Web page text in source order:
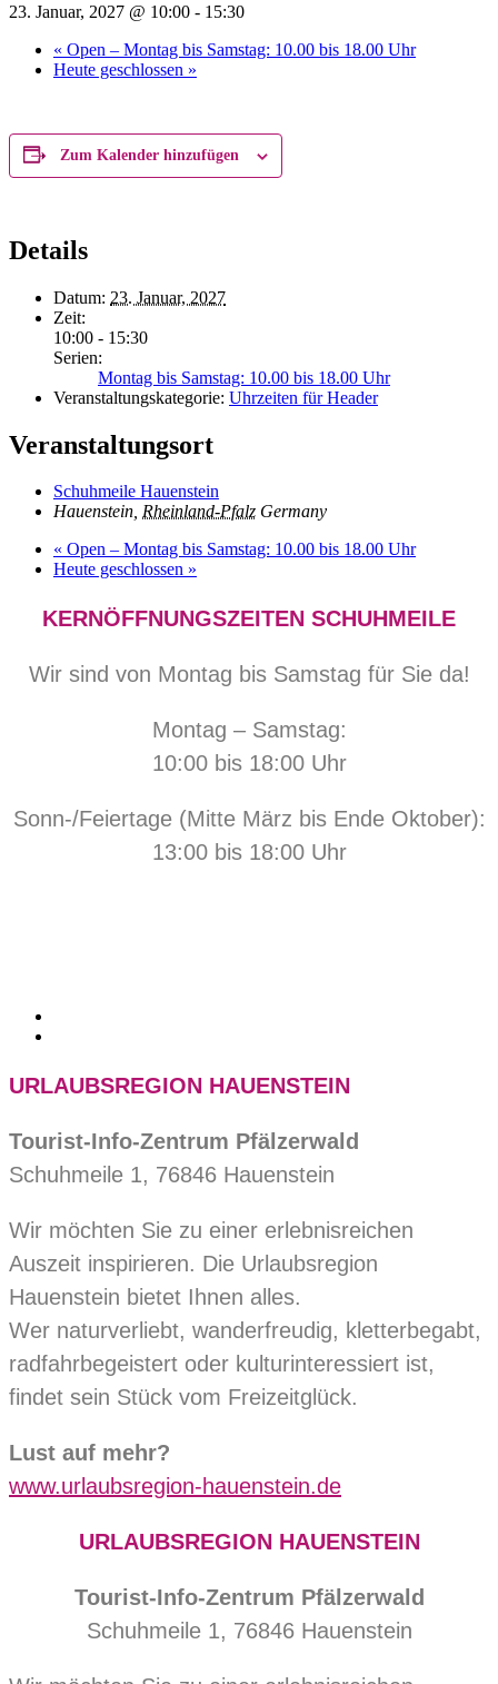
23. Januar, 2027 @ 10:00 - 15:30
« Open – Montag bis Samstag: 10.00 bis 18.00 Uhr
Heute geschlossen »
Zum Kalender hinzufügen
Details
Datum: 23. Januar, 2027
Zeit:
10:00 - 15:30
Serien:
Montag bis Samstag: 10.00 bis 18.00 Uhr
Veranstaltungskategorie: Uhrzeiten für Header
Veranstaltungsort
Schuhmeile Hauenstein
Hauenstein, Rheinland-Pfalz Germany
« Open – Montag bis Samstag: 10.00 bis 18.00 Uhr
Heute geschlossen »
KERNÖFFNUNGSZEITEN SCHUHMEILE
Wir sind von Montag bis Samstag für Sie da!
Montag – Samstag:
10:00 bis 18:00 Uhr
Sonn-/Feiertage (Mitte März bis Ende Oktober):
13:00 bis 18:00 Uhr
URLAUBSREGION HAUENSTEIN
Tourist-Info-Zentrum Pfälzerwald
Schuhmeile 1, 76846 Hauenstein
Wir möchten Sie zu einer erlebnisreichen
Auszeit inspirieren. Die Urlaubsregion
Hauenstein bietet Ihnen alles.
Wer naturverliebt, wanderfreudig, kletterbegabt,
radfahrbegeistert oder kulturinteressiert ist,
findet sein Stück vom Freizeitglück.
Lust auf mehr?
www.urlaubsregion-hauenstein.de
URLAUBSREGION HAUENSTEIN
Tourist-Info-Zentrum Pfälzerwald
Schuhmeile 1, 76846 Hauenstein